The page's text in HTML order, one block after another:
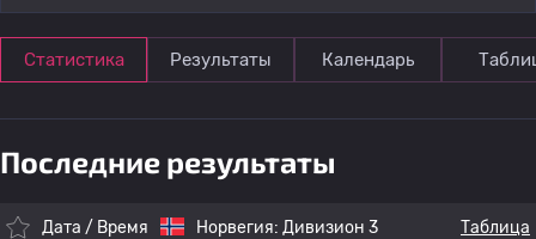
Статистика Результаты Календарь
Последние результаты
Дата / Время Норвегия: Дивизион 3 Таблица